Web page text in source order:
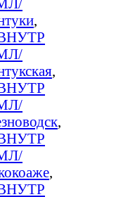
,
,
,
,